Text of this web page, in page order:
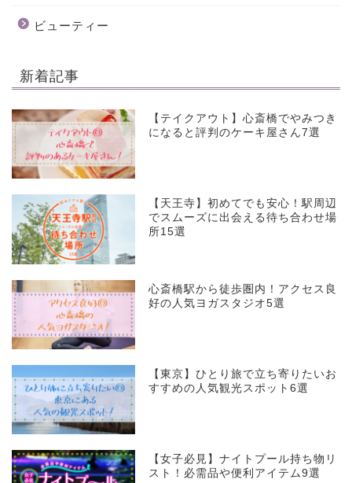
ビューティー
新着記事
【テイクアウト】心斎橋でやみつき
になると評判のケーキ屋さん7選
【天王寺】初めてでも安心！駅周辺
でスムーズに出会える待ち合わせ場
所15選
心斎橋駅から徒歩圏内！アクセス良
好の人気ヨガスタジオ5選
【東京】ひとり旅で立ち寄りたいお
すすめの人気観光スポット6選
【女子必見】ナイトプール持ち物リ
スト！必需品や便利アイテム9選